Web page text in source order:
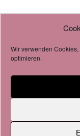
Wir verwenden
optimieren.
Cookie-Richtlinie
Impressum &